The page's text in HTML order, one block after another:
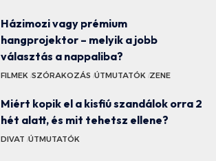
Házimozi vagy prémium
hangprojektor – melyik a jobb
választás a nappaliba?
FILMEK SZÓRAKOZÁS ÚTMUTATÓK ZENE
Miért kopik el a kisfiú szandálok orra 2
hét alatt, és mit tehetsz ellene?
DIVAT ÚTMUTATÓK